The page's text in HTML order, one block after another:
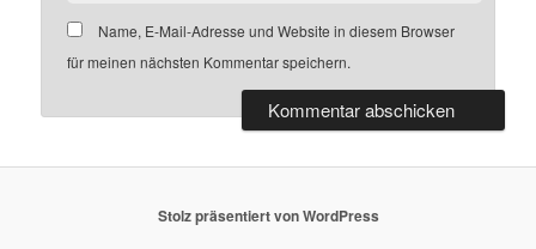
Name, E-Mail-Adresse und Website in diesem Browser
für meinen nächsten Kommentar speichern.
Stolz präsentiert von WordPress